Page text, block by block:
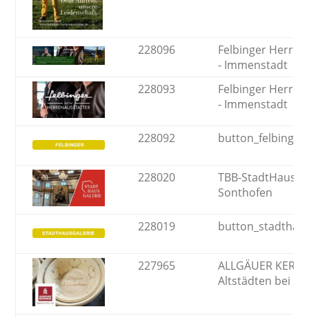
228096
Felbinger
- Immenstadt
228093
Felbinger
- Immenstadt
228092 button_felbinger
228020
TBB-
Sonthofen
228019
227965
ALLGÄUER
Altstädten bei